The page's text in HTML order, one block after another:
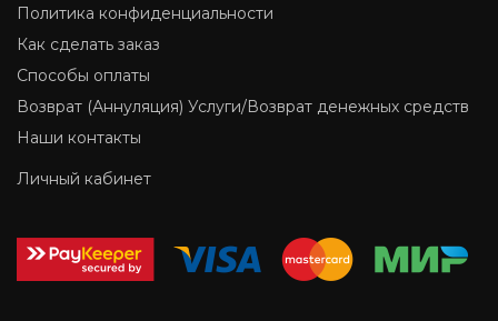
Политика конфиденциальности
Как сделать заказ
Способы оплаты
Возврат (Аннуляция) Услуги/Возврат денежных средств
Наши контакты
Личный кабинет